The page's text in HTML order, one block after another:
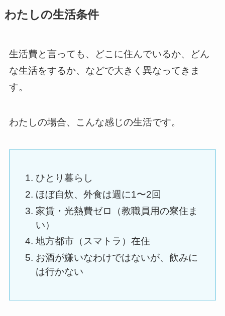
わたしの生活条件
生活費と言っても、どこに住んでいるか、どん
な生活をするか、などで大きく異なってきま
す。
わたしの場合、こんな感じの生活です。
ひとり暮らし
ほぼ自炊、外食は週に1〜2回
家賃・光熱費ゼロ（教職員用の寮住ま
い）
地方都市（スマトラ）在住
お酒が嫌いなわけではないが、飲みに
は行かない